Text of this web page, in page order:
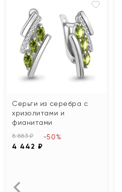
Серьги из серебра с
хризолитами и
фианитами
8 883 ₽
4 442 ₽
-50%